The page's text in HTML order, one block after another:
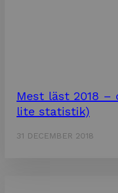
Mest läst 2018 –
lite statistik)
31 DECEMBER 2018